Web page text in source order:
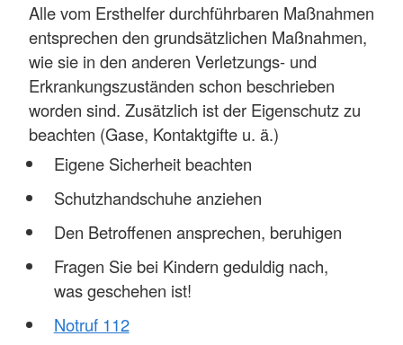
Alle vom Ersthelfer durchführbaren Maßnahmen
entsprechen den grundsätzlichen Maßnahmen,
wie sie in den anderen Verletzungs- und
Erkrankungszuständen schon beschrieben
worden sind. Zusätzlich ist der Eigenschutz zu
beachten (Gase, Kontaktgifte u. ä.)
Eigene Sicherheit beachten
Schutzhandschuhe anziehen
Den Betroffenen ansprechen, beruhigen
Fragen Sie bei Kindern geduldig nach,
was geschehen ist!
Notruf 112